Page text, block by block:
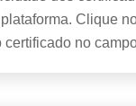
Clique
certificado no